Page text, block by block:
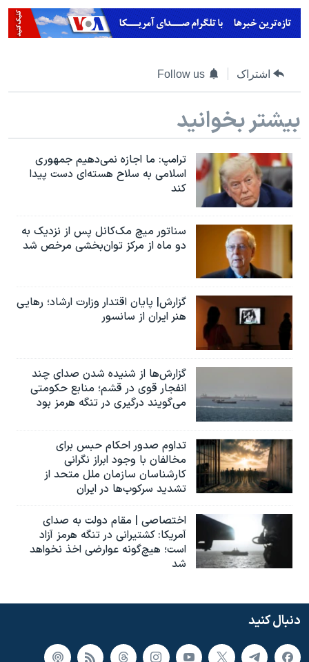
اشتراک Follow us
بیشتر بخوانید
ترامپ: ما اجازه نمی‌دهیم جمهوری
اسلامی به سلاح هسته‌ای دست پیدا
کند
سناتور میچ مک‌کانل پس از نزدیک به
دو ماه از مرکز توان‌بخشی مرخص شد
گزارش| پایان اقتدار وزارت ارشاد؛ رهایی
هنر ایران از سانسور
گزارش‌ها از شنیده شدن صدای چند
انفجار قوی در قشم؛ منابع حکومتی
می‌گویند درگیری در تنگه هرمز بود
تداوم صدور احکام حبس برای
مخالفان با وجود ابراز نگرانی
کارشناسان سازمان ملل متحد از
تشدید سرکوب‌ها در ایران
اختصاصی | مقام دولت به صدای
آمریکا: کشتیرانی در تنگه هرمز آزاد
است؛ هیچ‌گونه عوارضی اخذ نخواهد
شد
دنبال کنید